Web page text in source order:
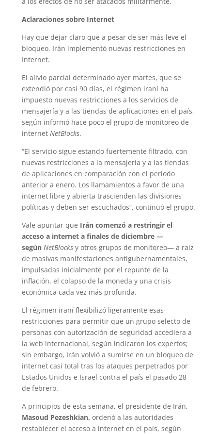
Aclaraciones sobre Internet
Hay que dejar claro que a pesar de ser más leve el
bloqueo, Irán implementó nuevas restricciones en
Internet.
El alivio parcial determinado ayer martes, que se
extendió por casi 90 días, el régimen iraní ha
impuesto nuevas restricciones a los servicios de
mensajería y a las tiendas de aplicaciones en el país,
según informó hace poco el grupo de monitoreo de
internet NetBlocks.
“El servicio sigue estando fuertemente filtrado, con
nuevas restricciones a la mensajería y a las tiendas
de aplicaciones en comparación con el periodo
anterior a enero. Los llamamientos a favor de una
internet libre y abierta trascienden las divisiones
políticas y deben ser escuchados”, continuó el grupo.
Vale apuntar que Irán comenzó a restringir el
acceso a internet a finales de diciembre —
según NetBlocksy otros grupos de monitoreo— a raíz
de masivas manifestaciones antigubernamentales,
impulsadas inicialmente por el repunte de la
inflación, el colapso de la moneda y una crisis
económica cada vez más profunda.
El régimen iraní flexibilizó ligeramente esas
restricciones para permitir que un grupo selecto de
personas con autorización de seguridad accediera a
la web internacional, según indicaron los expertos;
sin embargo, Irán volvió a sumirse en un bloqueo de
internet casi total tras los ataques perpetrados por
Estados Unidos e Israel contra el país el pasado 28
de febrero.
A principios de esta semana, el presidente de Irán,
Masoud Pezeshkian, ordenó a las autoridades
restablecer el acceso a internet en el país, según